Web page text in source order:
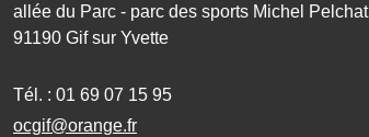
allée du Parc - parc des sports Michel Pelchat
91190 Gif sur Yvette
Tél. : 01 69 07 15 95
ocgif@orange.fr